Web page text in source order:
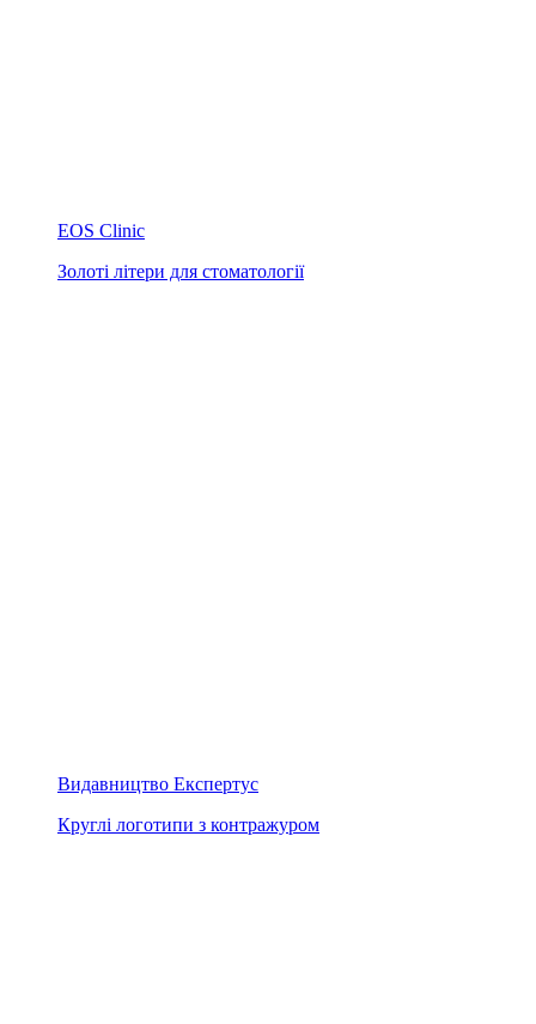
EOS Clinic
Золоті літери для стоматології
Видавництво Експертус
Круглі логотипи з контражуром